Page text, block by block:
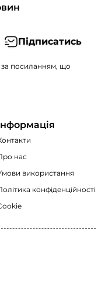
Підписатись
посиланням, що
нас
використання
конфіденційності